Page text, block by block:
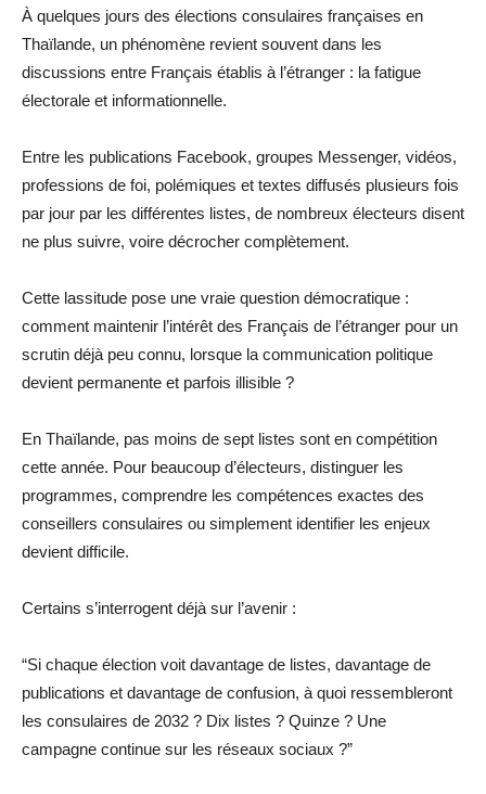
À quelques jours des élections consulaires françaises en
Thaïlande, un phénomène revient souvent dans les
discussions entre Français établis à l’étranger : la fatigue
électorale et informationnelle.
Entre les publications Facebook, groupes Messenger, vidéos,
professions de foi, polémiques et textes diffusés plusieurs fois
par jour par les différentes listes, de nombreux électeurs disent
ne plus suivre, voire décrocher complètement.
Cette lassitude pose une vraie question démocratique :
comment maintenir l’intérêt des Français de l’étranger pour un
scrutin déjà peu connu, lorsque la communication politique
devient permanente et parfois illisible ?
En Thaïlande, pas moins de sept listes sont en compétition
cette année. Pour beaucoup d’électeurs, distinguer les
programmes, comprendre les compétences exactes des
conseillers consulaires ou simplement identifier les enjeux
devient difficile.
Certains s’interrogent déjà sur l’avenir :
“Si chaque élection voit davantage de listes, davantage de
publications et davantage de confusion, à quoi ressembleront
les consulaires de 2032 ? Dix listes ? Quinze ? Une
campagne continue sur les réseaux sociaux ?”